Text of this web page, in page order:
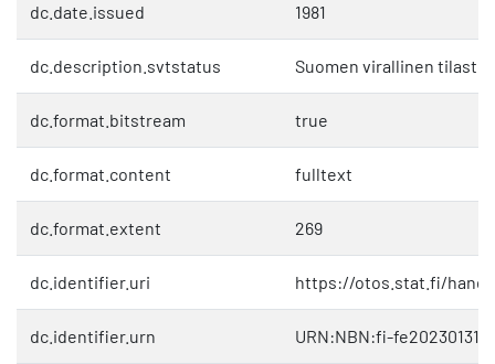
dc.date.issued 1981
dc.description.svtstatus Suomen virallinen tilasto
dc.format.bitstream true
dc.format.content fulltext
dc.format.extent 269
dc.identifier.uri https://otos.stat.fi/
dc.identifier.urn URN:NBN:fi-